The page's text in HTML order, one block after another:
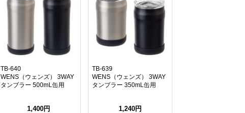
TB-640
WENS（ウェンズ） 3WAY
タンブラー 500mL缶用
1,400円
TB-639
WENS（ウェンズ） 3WAY
タンブラー 350mL缶用
1,240円